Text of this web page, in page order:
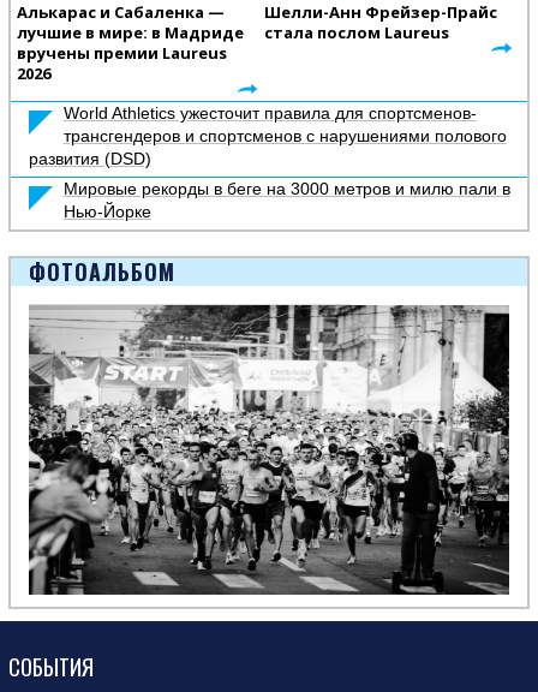
Алькарас и Сабаленка —
лучшие в мире: в Мадриде
вручены премии Laureus
2026
Шелли-Анн Фрейзер-Прайс
стала послом Laureus
World Athletics ужесточит правила для спортсменов-
трансгендеров и спортсменов с нарушениями полового
развития (DSD)
Мировые рекорды в беге на 3000 метров и милю пали в
Нью-Йорке
ФОТОАЛЬБОМ
СОБЫТИЯ